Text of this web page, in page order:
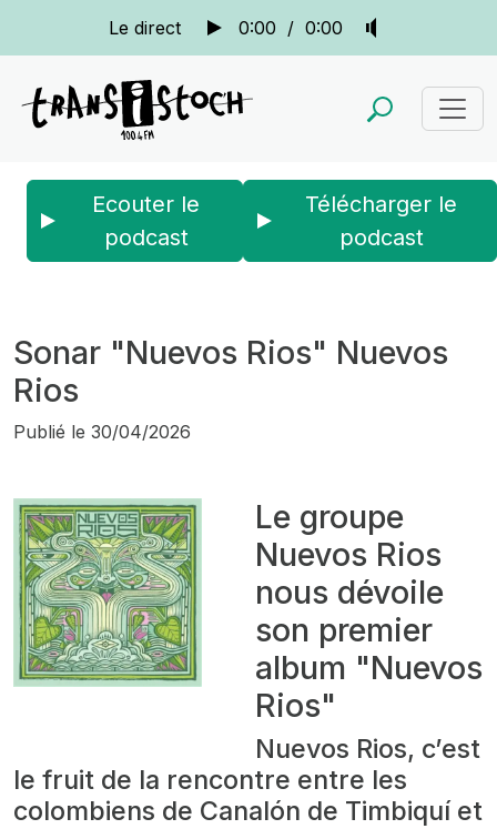
Le direct 0:00 / 0:00
Ecouter le
podcast
Télécharger le
podcast
Sonar "Nuevos Rios" Nuevos
Rios
Publié le 30/04/2026
Le groupe
Nuevos Rios
nous dévoile
son premier
album "Nuevos
Rios"
Nuevos Rios, c’est
le fruit de la rencontre entre les
colombiens de Canalón de Timbiquí et